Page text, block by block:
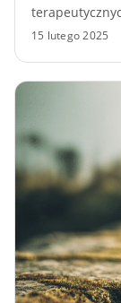
15 lutego 2025